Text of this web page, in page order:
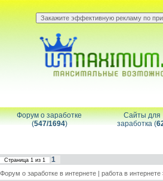
Форум о заработке
(547/1694)
Сайты для
заработка (
Страница 1 из 1 1
Форум о заработке в интернете | работа в интернете